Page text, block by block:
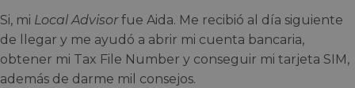
Si, mi Local Advisorfue Aida. Me recibió al día siguiente
de llegar y me ayudó a abrir mi cuenta bancaria,
obtener mi Tax File Number y conseguir mi tarjeta SIM,
además de darme mil consejos.